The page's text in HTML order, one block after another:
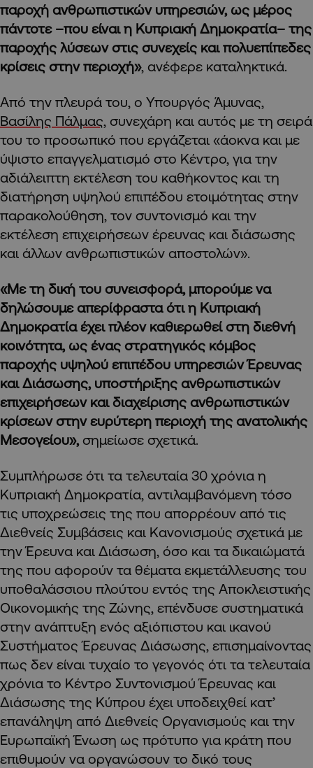
παροχή ανθρωπιστικών υπηρεσιών, ως μέρος
πάντοτε –που είναι η Κυπριακή Δημοκρατία– της
παροχής λύσεων στις συνεχείς και πολυεπίπεδες
κρίσεις στην περιοχή», ανέφερε καταληκτικά.
Από την πλευρά του, ο Υπουργός Άμυνας,
Βασίλης Πάλμας, συνεχάρη και αυτός με τη σειρά
του το προσωπικό που εργάζεται «άοκνα και με
ύψιστο επαγγελματισμό στο Κέντρο, για την
αδιάλειπτη εκτέλεση του καθήκοντος και τη
διατήρηση υψηλού επιπέδου ετοιμότητας στην
παρακολούθηση, τον συντονισμό και την
εκτέλεση επιχειρήσεων έρευνας και διάσωσης
και άλλων ανθρωπιστικών αποστολών».
«Με τη δική του συνεισφορά, μπορούμε να
δηλώσουμε απερίφραστα ότι η Κυπριακή
Δημοκρατία έχει πλέον καθιερωθεί στη διεθνή
κοινότητα, ως ένας στρατηγικός κόμβος
παροχής υψηλού επιπέδου υπηρεσιών Έρευνας
και Διάσωσης, υποστήριξης ανθρωπιστικών
επιχειρήσεων και διαχείρισης ανθρωπιστικών
κρίσεων στην ευρύτερη περιοχή της ανατολικής
Μεσογείου», σημείωσε σχετικά.
Συμπλήρωσε ότι τα τελευταία 30 χρόνια η
Κυπριακή Δημοκρατία, αντιλαμβανόμενη τόσο
τις υποχρεώσεις της που απορρέουν από τις
Διεθνείς Συμβάσεις και Κανονισμούς σχετικά με
την Έρευνα και Διάσωση, όσο και τα δικαιώματά
της που αφορούν τα θέματα εκμετάλλευσης του
υποθαλάσσιου πλούτου εντός της Αποκλειστικής
Οικονομικής της Ζώνης, επένδυσε συστηματικά
στην ανάπτυξη ενός αξιόπιστου και ικανού
Συστήματος Έρευνας Διάσωσης, επισημαίνοντας
πως δεν είναι τυχαίο το γεγονός ότι τα τελευταία
χρόνια το Κέντρο Συντονισμού Έρευνας και
Διάσωσης της Κύπρου έχει υποδειχθεί κατ’
επανάληψη από Διεθνείς Οργανισμούς και την
Ευρωπαϊκή Ένωση ως πρότυπο για κράτη που
επιθυμούν να οργανώσουν το δικό τους